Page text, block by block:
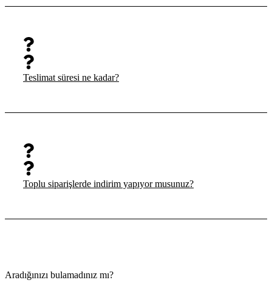
Teslimat süresi ne kadar?
Toplu siparişlerde indirim yapıyor musunuz?
Aradığınızı bulamadınız mı?